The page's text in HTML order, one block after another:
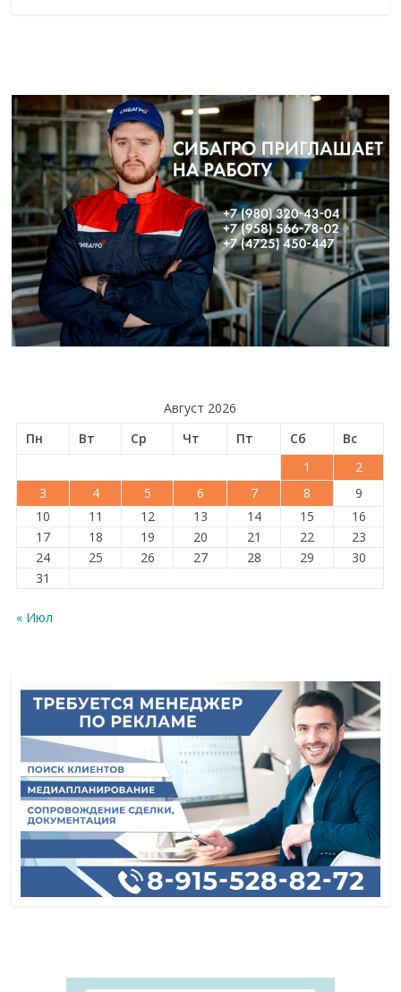
Август 2026
Пн
Вт Ср Чт Пт Сб
Вс
1
2
3
4 5 6 7 8
9
10
11 12 13 14 15
16
17
18 19 20 21 22
23
24
25 26 27 28 29
30
31
« Июл